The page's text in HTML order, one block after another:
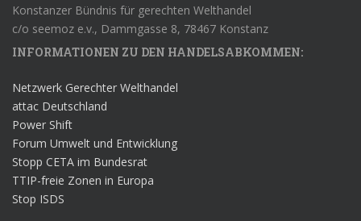
Konstanzer Bündnis für gerechten Welthandel
c/o seemoz e.v., Dammgasse 8, 78467 Konstanz
INFORMATIONEN ZU DEN HANDELSABKOMMEN:
Netzwerk Gerechter Welthandel
attac Deutschland
Power Shift
Forum Umwelt und Entwicklung
Stopp CETA im Bundesrat
TTIP-freie Zonen in Europa
Stop ISDS